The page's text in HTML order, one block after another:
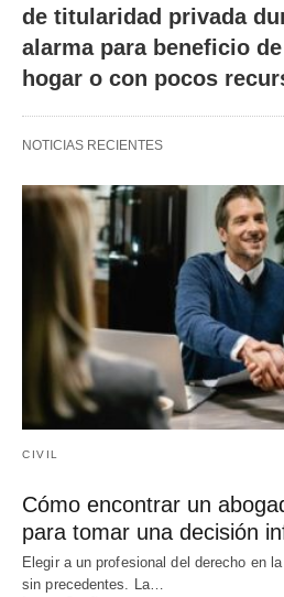
de titularidad privada
alarma para beneficio
hogar o con pocos
NOTICIAS RECIENTES
CIVIL
Cómo encontrar un
para tomar una decisión
Elegir a un profesional del derecho en
sin precedentes. La…